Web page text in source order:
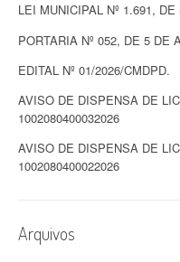
LEI MUNICIPAL Nº 1.691,
PORTARIA Nº 052, DE 5 DE
EDITAL Nº 01/2026/CMDPD.
AVISO DE DISPENSA DE
1002080400032026
AVISO DE DISPENSA DE
1002080400022026
Arquivos